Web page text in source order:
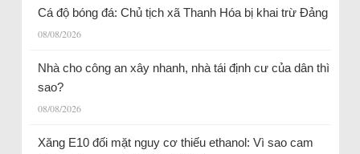
Cá độ bóng đá: Chủ tịch xã Thanh Hóa bị khai trừ Đảng
08/08/2026
Nhà cho công an xây nhanh, nhà tái định cư của dân thì
sao?
08/08/2026
Xăng E10 đối mặt nguy cơ thiếu ethanol: Vì sao cam